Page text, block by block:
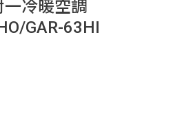
冷暖空調
GAR-63HI